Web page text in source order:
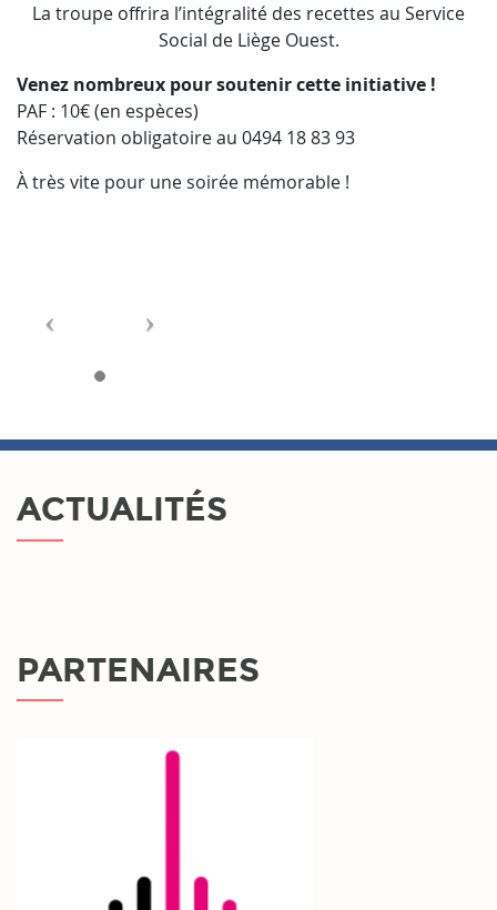
La troupe offrira l’intégralité des recettes au Service
Social de Liège Ouest.
Venez nombreux pour soutenir cette initiative !
PAF : 10€ (en espèces)
Réservation obligatoire au 0494 18 83 93
À très vite pour une soirée mémorable !
ACTUALITÉS
PARTENAIRES